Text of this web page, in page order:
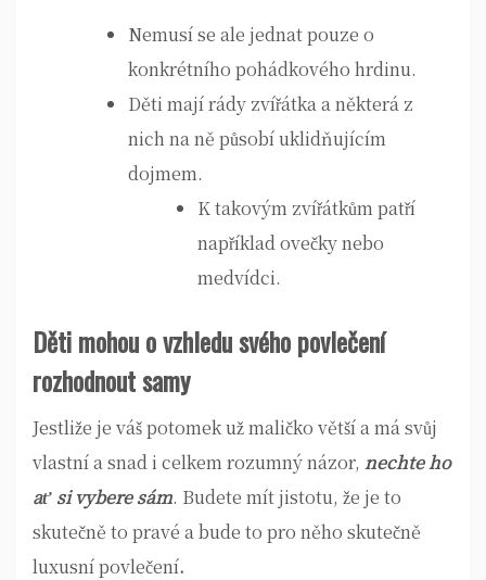
Nemusí se ale jednat pouze o
konkrétního pohádkového hrdinu.
Děti mají rády zvířátka a některá z
nich na ně působí uklidňujícím
dojmem.
K takovým zvířátkům patří
například ovečky nebo
medvídci.
Děti mohou o vzhledu svého povlečení
rozhodnout samy
Jestliže je váš potomek už maličko větší a má svůj
vlastní a snad i celkem rozumný názor, nechte ho
ať si vybere sám. Budete mít jistotu, že je to
skutečně to pravé a bude to pro něho skutečně
luxusní povlečení.